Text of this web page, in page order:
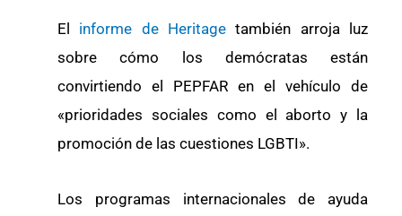
El informe de Heritage también arroja luz
sobre cómo los demócratas están
convirtiendo el PEPFAR en el vehículo de
«prioridades sociales como el aborto y la
promoción de las cuestiones LGBTI».
Los programas internacionales de ayuda